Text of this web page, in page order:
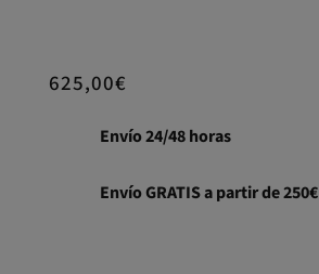
625,00€
Envío 24/48 horas
Envío GRATIS a partir de 250€